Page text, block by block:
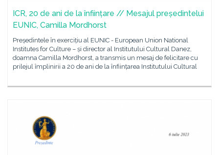
ICR, 20 de ani de la înființare // Mesajul președintelui
EUNIC, Camilla Mordhorst
Președintele în exercițiu al EUNIC - European Union National
Institutes for Culture – și director al Institutului Cultural Danez,
doamna Camilla Mordhorst, a transmis un mesaj de felicitare cu
prilejul împlinirii a 20 de ani de la înființarea Institutului Cultural